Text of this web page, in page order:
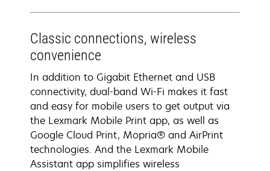
Classic connections, wireless
convenience
In addition to Gigabit Ethernet and USB
connectivity, dual-band Wi-Fi makes it fast
and easy for mobile users to get output via
the Lexmark Mobile Print app, as well as
Google Cloud Print, Mopria® and AirPrint
technologies. And the Lexmark Mobile
Assistant app simplifies wireless